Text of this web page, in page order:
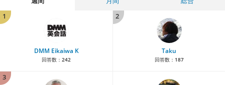
1
DMM Eikaiwa K
回答数： 242
2
Taku
回答数： 187
3